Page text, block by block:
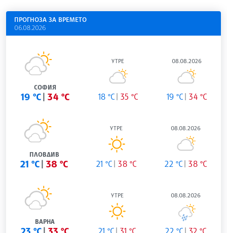
ПРОГНОЗА ЗА ВРЕМЕТО
06.08.2026
СОФИЯ
19 °C 34 °C
УТРЕ
18 °C 35 °C
08.08.2026
19 °C 34 °C
ПЛОВДИВ
21 °C 38 °C
УТРЕ
21 °C 38 °C
08.08.2026
22 °C 38 °C
ВАРНА
УТРЕ
21 °C 31 °C
08.08.2026
22 °C 32 °C